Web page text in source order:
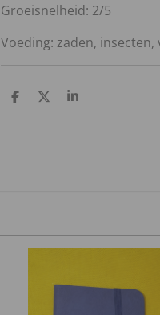
Groeisnelheid: 2/5
Voeding: zaden,
D
D
S